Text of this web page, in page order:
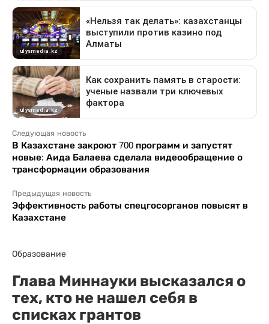
Следующая новость
В Казахстане закроют 700 программ и запустят
новые: Аида Балаева сделала видеообращение о
трансформации образования
Предыдущая новость
Эффективность работы спецгосорганов повысят в
Казахстане
Образование
Глава Миннауки высказался о
тех, кто не нашел себя в
списках грантов